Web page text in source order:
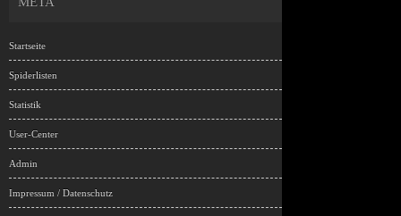
Startseite
Spiderlisten
Statistik
User-Center
Admin
Impressum / Datenschutz